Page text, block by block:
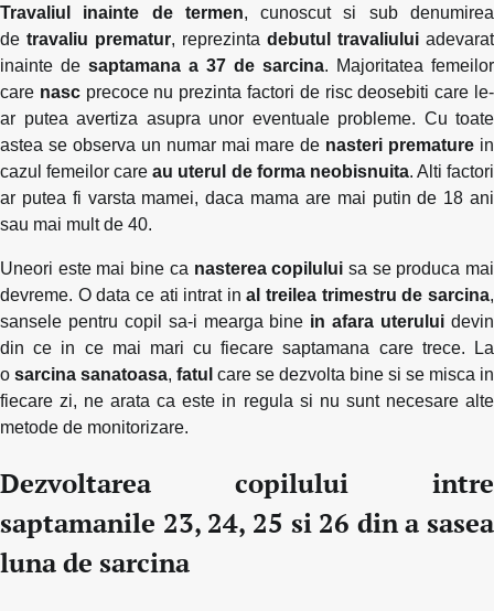
Travaliul inainte de termen, cunoscut si sub denumirea
de travaliu prematur, reprezinta debutul travaliului adevarat
inainte de saptamana a 37 de sarcina. Majoritatea femeilor
care nascprecoce nu prezinta factori de risc deosebiti care le-
ar putea avertiza asupra unor eventuale probleme. Cu toate
astea se observa un numar mai mare de nasteri premature in
cazul femeilor careau uterul de forma neobisnuita. Alti factori
ar putea fi varsta mamei, daca mama are mai putin de 18 ani
sau mai mult de 40.
Uneori este mai bine ca nasterea copilului sa se produca mai
devreme. O data ce ati intrat inal treilea trimestru de sarcina,
sansele pentru copil sa-i mearga bine in afara uterului devin
din ce in ce mai mari cu fiecare saptamana care trece. La
o sarcina sanatoasa, fatul care se dezvolta bine si se misca in
fiecare zi, ne arata ca este in regula si nu sunt necesare alte
metode de monitorizare.
Dezvoltarea copilului intre
saptamanile 23, 24, 25 si 26 din a sasea
luna de sarcina